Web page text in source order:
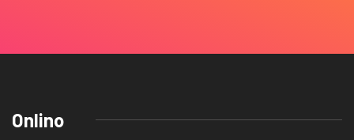
Onlino